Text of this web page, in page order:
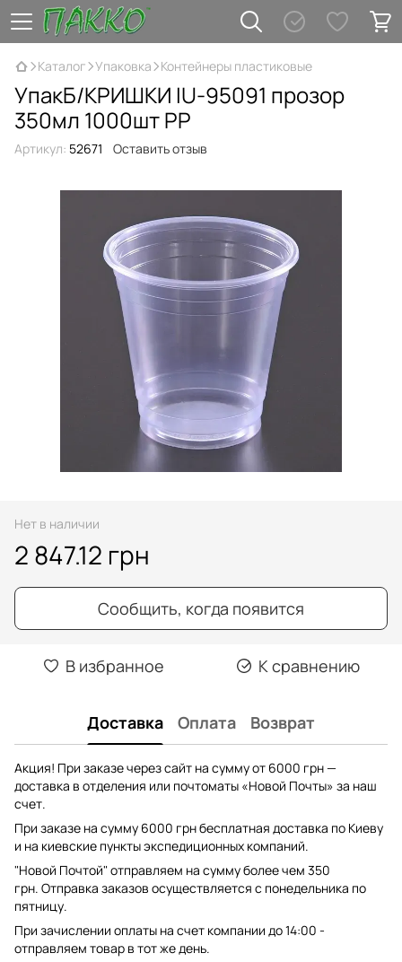
Каталог Упаковка Контейнеры пластиковые
УпакБ/КРИШКИ IU-95091 прозор
350мл 1000шт РР
Артикул: 52671 Оставить отзыв
Нет в наличии
2 847.12 грн
Сообщить, когда появится
В избранное К сравнению
Доставка Оплата Возврат
Акция! При заказе через сайт на сумму от 6000 грн —
доставка в отделения или почтоматы «Новой Почты» за наш
счет.
При заказе на сумму 6000 грн бесплатная доставка по Киеву
и на киевские пункты экспедиционных компаний.
"Новой Почтой" отправляем на сумму более чем 350
грн. Отправка заказов осуществляется с понедельника по
пятницу.
При зачислении оплаты на счет компании до 14:00 -
отправляем товар в тот же день.